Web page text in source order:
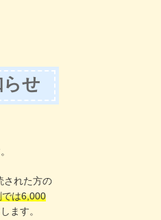
せ
された方の
は6,000
ます。